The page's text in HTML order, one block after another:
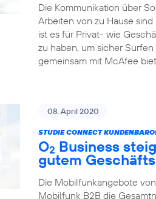
Die Kommunikation über
Arbeiten von zu Hause
ist es für Privat- wie
zu haben, um sicher
gemeinsam mit McAfee
08. April 2020
STUDIE CONNECT
O2 Business
gutem
Die Mobilfunkangebote
Mobilfunk B2B die